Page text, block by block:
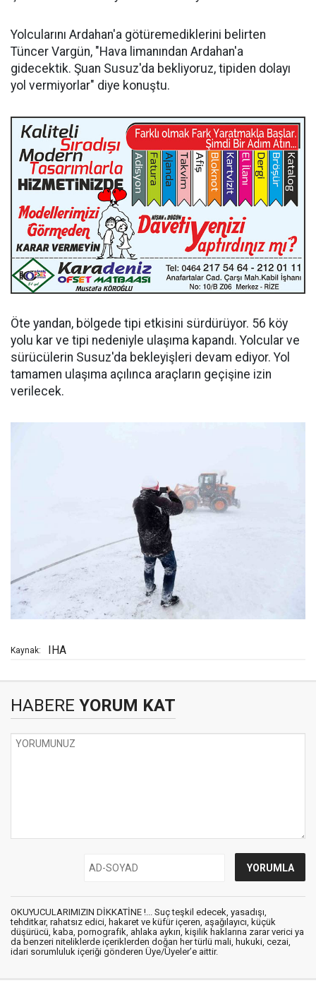
Yolcularını Ardahan'a götüremediklerini belirten
Tüncer Vargün, "Hava limanından Ardahan'a
gidecektik. Şuan Susuz'da bekliyoruz, tipiden dolayı
yol vermiyorlar" diye konuştu.
Öte yandan, bölgede tipi etkisini sürdürüyor. 56 köy
yolu kar ve tipi nedeniyle ulaşıma kapandı. Yolcular ve
sürücülerin Susuz'da bekleyişleri devam ediyor. Yol
tamamen ulaşıma açılınca araçların geçişine izin
verilecek.
Kaynak: IHA
HABERE YORUM KAT
OKUYUCULARIMIZIN DİKKATİNE !... Suç teşkil edecek, yasadışı,
tehditkar, rahatsız edici, hakaret ve küfür içeren, aşağılayıcı, küçük
düşürücü, kaba, pornografik, ahlaka aykırı, kişilik haklarına zarar verici ya
da benzeri niteliklerde içeriklerden doğan her türlü mali, hukuki, cezai,
idari sorumluluk içeriği gönderen Üye/Üyeler’e aittir.